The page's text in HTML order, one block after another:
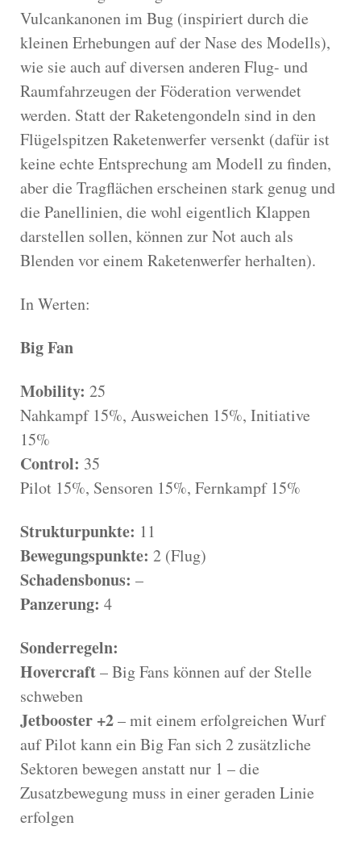
Vulcankanonen im Bug (inspiriert durch die
kleinen Erhebungen auf der Nase des Modells),
wie sie auch auf diversen anderen Flug- und
Raumfahrzeugen der Föderation verwendet
werden. Statt der Raketengondeln sind in den
Flügelspitzen Raketenwerfer versenkt (dafür ist
keine echte Entsprechung am Modell zu finden,
aber die Tragflächen erscheinen stark genug und
die Panellinien, die wohl eigentlich Klappen
darstellen sollen, können zur Not auch als
Blenden vor einem Raketenwerfer herhalten).
In Werten:
Big Fan
Mobility: 25
Nahkampf 15%, Ausweichen 15%, Initiative
15%
Control: 35
Pilot 15%, Sensoren 15%, Fernkampf 15%
Strukturpunkte: 11
Bewegungspunkte: 2 (Flug)
Schadensbonus: –
Panzerung: 4
Sonderregeln:
Hovercraft– Big Fans können auf der Stelle
schweben
Jetbooster +2– mit einem erfolgreichen Wurf
auf Pilot kann ein Big Fan sich 2 zusätzliche
Sektoren bewegen anstatt nur 1 – die
Zusatzbewegung muss in einer geraden Linie
erfolgen